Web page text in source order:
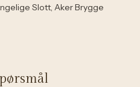
Slott, Aker Brygge